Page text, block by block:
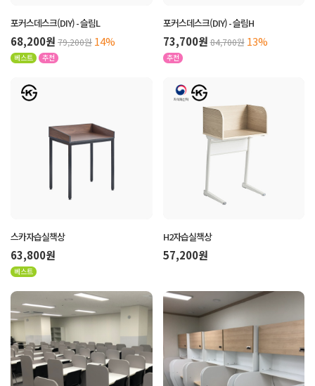
포커스데스크(DIY) - 슬림L
68,200원 79,200원 14%
베스트 추천
포커스데스크(DIY) - 슬림H
73,700원 84,700원 13%
추천
스카자습실책상
63,800원
베스트
H2자습실책상
57,200원